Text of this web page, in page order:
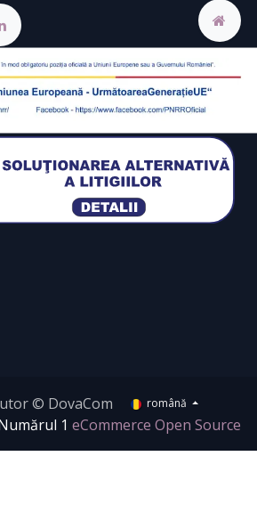
© DovaCom română
1eCommerce Open Source